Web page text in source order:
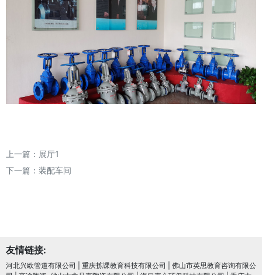
上一篇： 展厅1
下一篇： 装配车间
友情链接:
河北兴欧管道有限公司 重庆拣课教育科技有限公司
佛山市英思教育咨询有限公